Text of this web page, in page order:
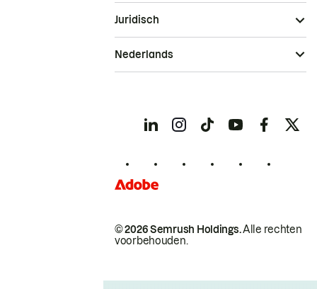
© 2026 Semrush Holdings.Alle rechten
voorbehouden.
Juridisch
Nederlands